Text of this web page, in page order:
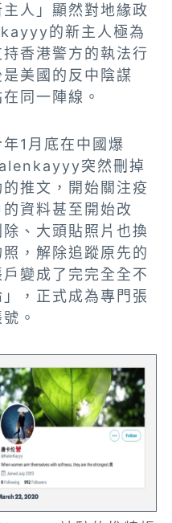
人」顯然對地緣政
的新主人極為
香港警方的執法行
美國的反中陰謀
同一陣線。
1月底在中國爆
突然刪掉
推文，開始關注疫
資料甚至開始改
、大頭貼照片也換
，解除追蹤原先的
變成了完完全全不
，正式成為專門張
。